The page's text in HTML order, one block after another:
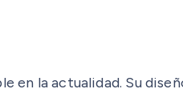
en la actualidad. Su